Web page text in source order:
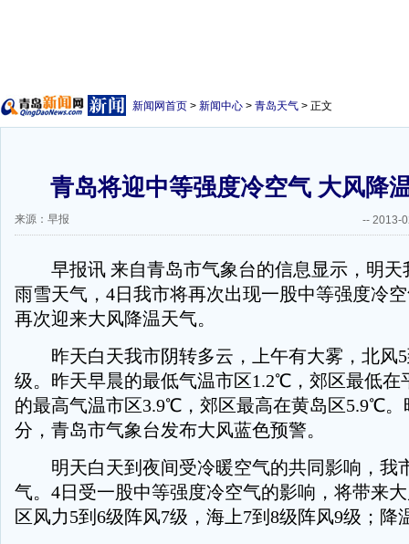
新闻网首页 > 新闻中心 > 青岛天气 > 正文
青岛将迎中等强度冷空气 大风降
来源：早报 -- 2013-
早报讯 来自青岛市气象台的信息显示，明天
雨雪天气，4日我市将再次出现一股中等强度冷
再次迎来大风降温天气。
昨天白天我市阴转多云，上午有大雾，北风5
级。昨天早晨的最低气温市区1.2℃，郊区最低在
的最高气温市区3.9℃，郊区最高在黄岛区5.9℃。
分，青岛市气象台发布大风蓝色预警。
明天白天到夜间受冷暖空气的共同影响，我
气。4日受一股中等强度冷空气的影响，将带来
区风力5到6级阵风7级，海上7到8级阵风9级；